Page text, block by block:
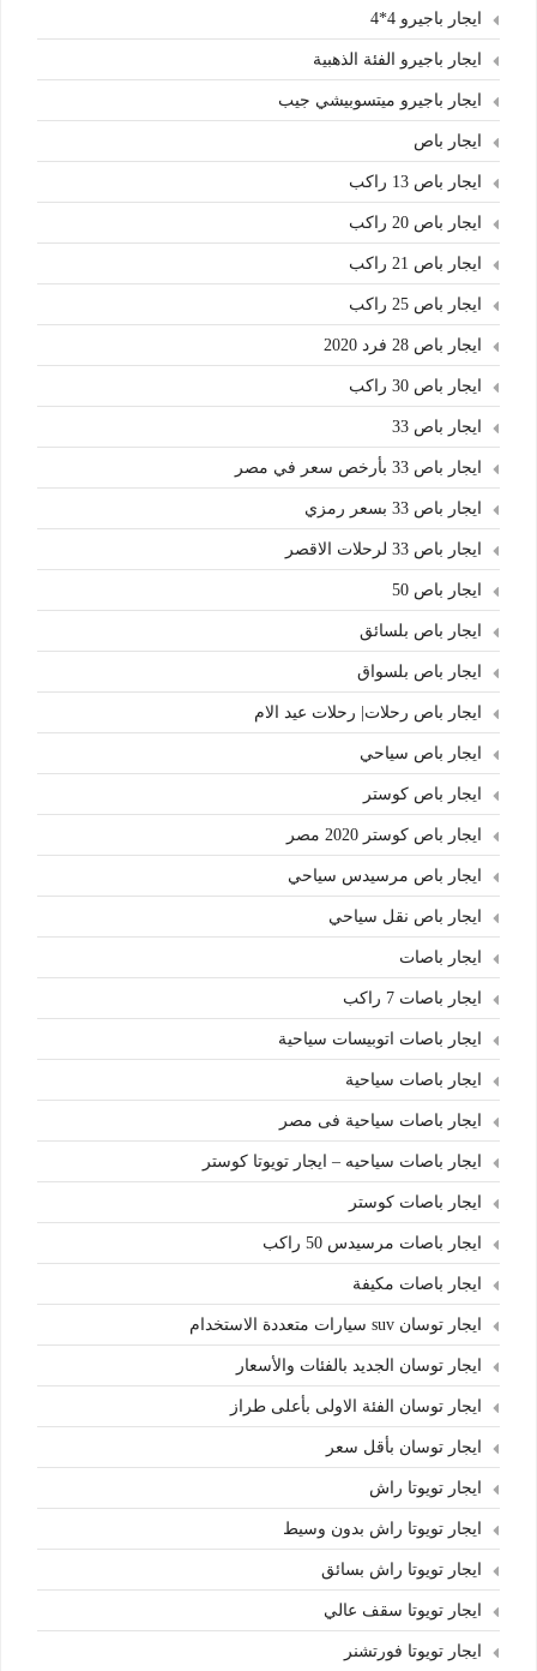
ايجار باجيرو 4*4
ايجار باجيرو الفئة الذهبية
ايجار باجيرو ميتسوبيشي جيب
ايجار باص
ايجار باص 13 راكب
ايجار باص 20 راكب
ايجار باص 21 راكب
ايجار باص 25 راكب
ايجار باص 28 فرد 2020
ايجار باص 30 راكب
ايجار باص 33
ايجار باص 33 بأرخص سعر في مصر
ايجار باص 33 بسعر رمزي
ايجار باص 33 لرحلات الاقصر
ايجار باص 50
ايجار باص بلسائق
ايجار باص بلسواق
ايجار باص رحلات| رحلات عيد الام
ايجار باص سياحي
ايجار باص كوستر
ايجار باص كوستر 2020 مصر
ايجار باص مرسيدس سياحي
ايجار باص نقل سياحي
ايجار باصات
ايجار باصات 7 راكب
ايجار باصات اتوبيسات سياحية
ايجار باصات سياحية
ايجار باصات سياحية فى مصر
ايجار باصات سياحيه – ايجار تويوتا كوستر
ايجار باصات كوستر
ايجار باصات مرسيدس 50 راكب
ايجار باصات مكيفة
ايجار توسان suv سيارات متعددة الاستخدام
ايجار توسان الجديد بالفئات والأسعار
ايجار توسان الفئة الاولى بأعلى طراز
ايجار توسان بأقل سعر
ايجار تويوتا راش
ايجار تويوتا راش بدون وسيط
ايجار تويوتا راش بسائق
ايجار تويوتا سقف عالي
ايجار تويوتا فورتشنر